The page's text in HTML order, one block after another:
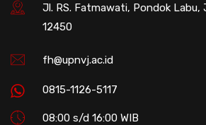
Jl. RS. Fatmawati, Pondok Labu,
12450
fh@upnvj.ac.id
0815-1126-5117
08:00 s/d 16:00 WIB